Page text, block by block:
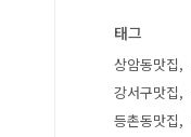
태그
상암동맛집
강서구맛집
등촌동맛집